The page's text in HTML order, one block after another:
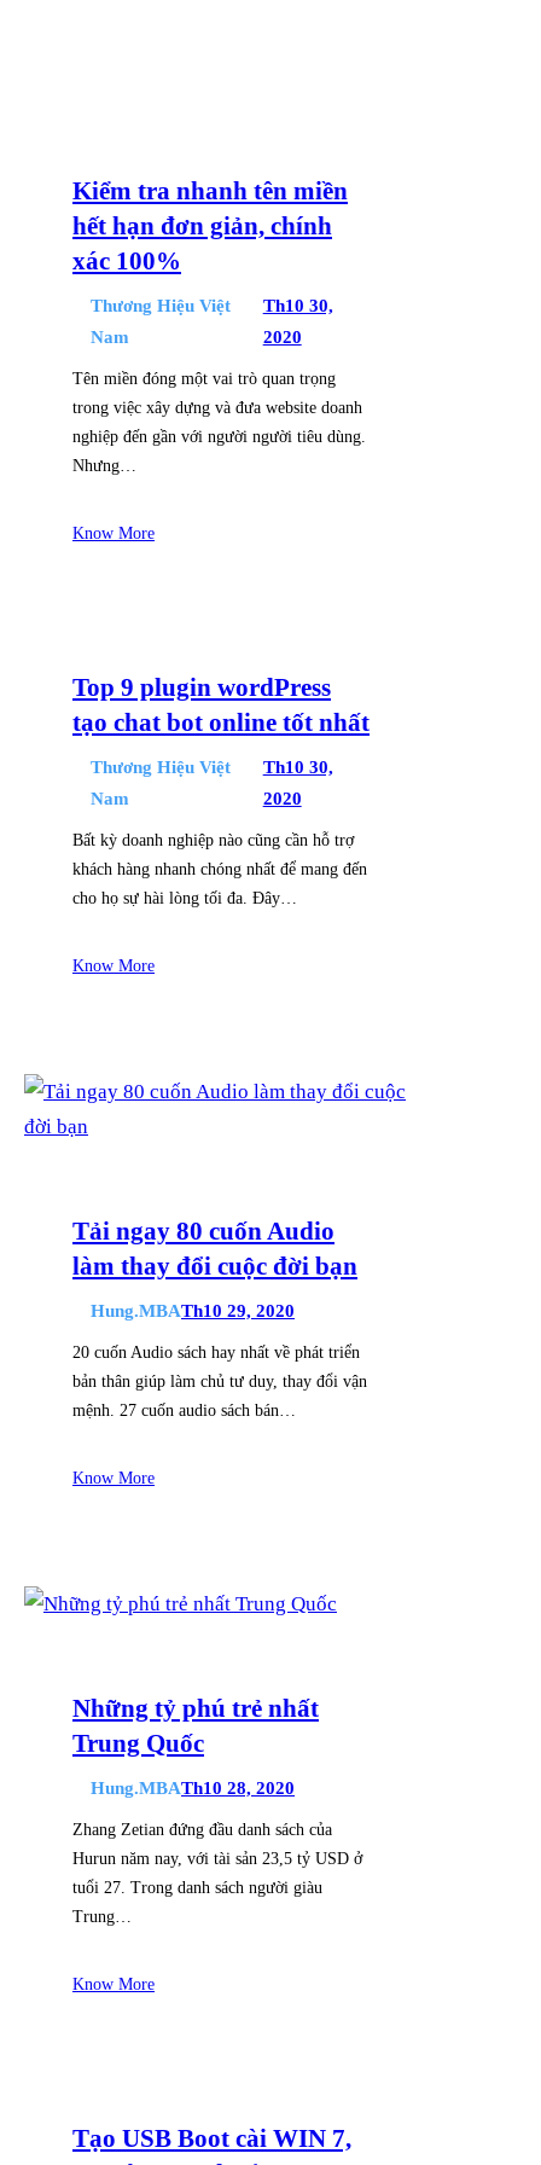
Kiểm tra nhanh tên miền
hết hạn đơn giản, chính
xác 100%
Thương Hiệu Việt
Nam
Th10 30,
2020
Tên miền đóng một vai trò quan trọng
trong việc xây dựng và đưa website doanh
nghiệp đến gần với người người tiêu dùng.
Nhưng…
Know More
Top 9 plugin wordPress
tạo chat bot online tốt nhất
Thương Hiệu Việt
Nam
Th10 30,
2020
Bất kỳ doanh nghiệp nào cũng cần hỗ trợ
khách hàng nhanh chóng nhất để mang đến
cho họ sự hài lòng tối đa. Đây…
Know More
Tải ngay 80 cuốn Audio
làm thay đổi cuộc đời bạn
Hung.MBATh10 29, 2020
20 cuốn Audio sách hay nhất về phát triển
bản thân giúp làm chủ tư duy, thay đổi vận
mệnh. 27 cuốn audio sách bán…
Know More
Những tỷ phú trẻ nhất
Trung Quốc
Hung.MBATh10 28, 2020
Zhang Zetian đứng đầu danh sách của
Hurun năm nay, với tài sản 23,5 tỷ USD ở
tuổi 27. Trong danh sách người giàu
Trung…
Know More
Tạo USB Boot cài WIN 7,